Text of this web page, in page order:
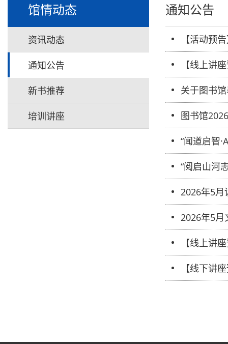
馆情动态
资讯动态
通知公告
新书推荐
培训讲座
通知公告
【活动预
【线上讲
关于图书
图书馆
“闻道启智
“阅启山河
2026年5月
2026年5月
【线上讲
【线下讲